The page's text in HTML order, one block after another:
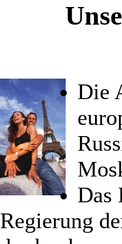
Die
Das
Regierung